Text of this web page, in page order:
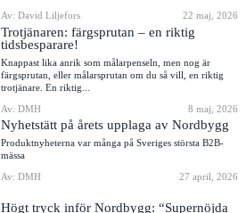
Av: David Liljefors
22 maj, 2026
Trotjänaren: färgsprutan – en riktig
tidsbesparare!
Knappast lika anrik som målarpenseln, men nog är
färgsprutan, eller målarsprutan om du så vill, en riktig
trotjänare. En riktig...
Av: DMH
8 maj, 2026
Nyhetstätt på årets upplaga av Nordbygg
Produktnyheterna var många på Sveriges största B2B-
mässa
Av: DMH
27 april, 2026
Högt tryck inför Nordbygg: “Supernöjda